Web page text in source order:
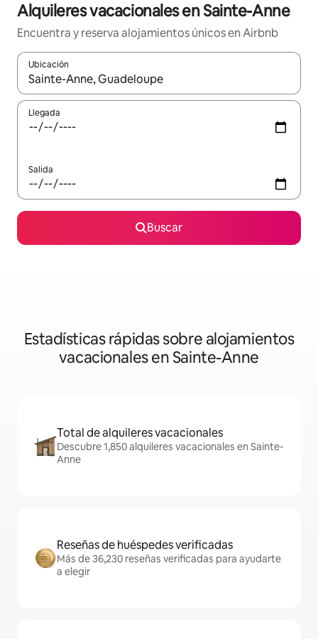
Alquileres vacacionales en Sainte-Anne
Encuentra y reserva alojamientos únicos en Airbnb
Ubicación
Cuando los resultados estén disponibles, navega con las
Llegada
Salida
Buscar
Estadísticas rápidas sobre alojamientos
vacacionales en Sainte-Anne
Total de alquileres vacacionales
Descubre 1,850 alquileres vacacionales en Sainte-
Anne
Reseñas de huéspedes verificadas
Más de 36,230 reseñas verificadas para ayudarte
a elegir